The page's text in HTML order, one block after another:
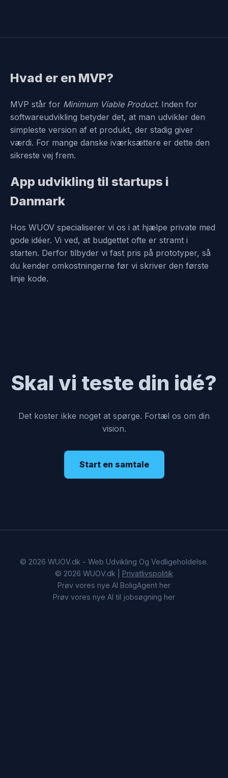
Hvad er en MVP?
MVP står for Minimum Viable Product. Inden for
softwareudvikling betyder det, at man udvikler den
simpleste version af et produkt, der stadig giver
værdi. For mange danske iværksættere er dette den
sikreste vej frem.
App udvikling til startups i
Danmark
Hos WUOV specialiserer vi os i at hjælpe private med
gode idéer. Vi ved, at budgettet ofte er stramt i
starten. Derfor tilbyder vi fast pris på prototyper, så
du kender omkostningerne før vi skriver den første
linje kode.
Skal vi teste din idé?
Det koster ikke noget at spørge. Fortæl os om din
vision.
Start en samtale
© 2026 WUOV.dk - Web Udvikling Og Vedligeholdelse.
© 2026 WUOV.dk | Privatlivspolitik
Prøv vores nye AI BoligAgent her
Prøv vores nye AI til jobsøgning her